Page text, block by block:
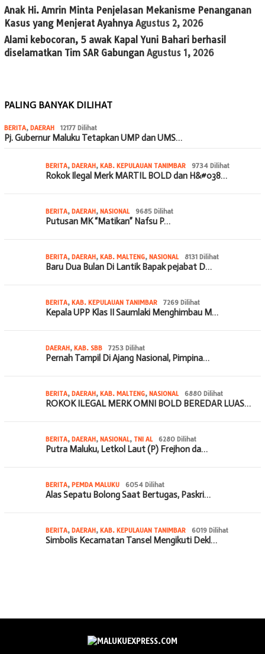
Anak Hi. Amrin Minta Penjelasan Mekanisme Penanganan
Kasus yang Menjerat Ayahnya Agustus 2, 2026
Alami kebocoran, 5 awak Kapal Yuni Bahari berhasil
diselamatkan Tim SAR Gabungan Agustus 1, 2026
PALING BANYAK DILIHAT
BERITA, DAERAH 12177 Dilihat
Pj. Gubernur Maluku Tetapkan UMP dan UMS…
BERITA, DAERAH, KAB. KEPULAUAN TANIMBAR 9734 Dilihat
Rokok Ilegal Merk MARTIL BOLD dan H&#038…
BERITA, DAERAH, NASIONAL 9685 Dilihat
Putusan MK “Matikan” Nafsu P…
BERITA, DAERAH, KAB. MALTENG, NASIONAL 8131 Dilihat
Baru Dua Bulan Di Lantik Bapak pejabat D…
BERITA, KAB. KEPULAUAN TANIMBAR 7269 Dilihat
Kepala UPP Klas II Saumlaki Menghimbau M…
DAERAH, KAB. SBB 7253 Dilihat
Pernah Tampil Di Ajang Nasional, Pimpina…
BERITA, DAERAH, KAB. MALTENG, NASIONAL 6880 Dilihat
ROKOK ILEGAL MERK OMNI BOLD BEREDAR LUAS…
BERITA, DAERAH, NASIONAL, TNI AL 6280 Dilihat
Putra Maluku, Letkol Laut (P) Frejhon da…
BERITA, PEMDA MALUKU 6054 Dilihat
Alas Sepatu Bolong Saat Bertugas, Paskri…
BERITA, DAERAH, KAB. KEPULAUAN TANIMBAR 6019 Dilihat
Simbolis Kecamatan Tansel Mengikuti Dekl…